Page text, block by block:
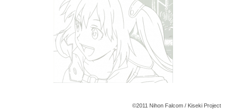
©2011 Nihon Falcom / Kiseki Project